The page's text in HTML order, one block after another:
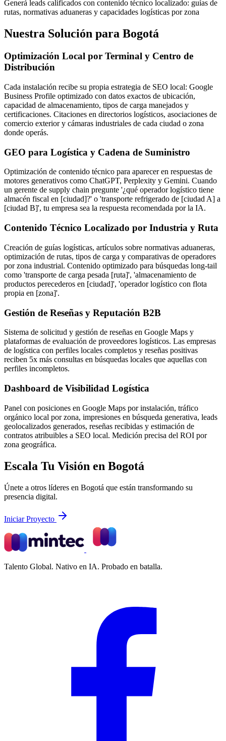
Generá leads calificados con contenido técnico localizado: guías de
rutas, normativas aduaneras y capacidades logísticas por zona
Nuestra Solución para Bogotá
Optimización Local por Terminal y Centro de
Distribución
Cada instalación recibe su propia estrategia de SEO local: Google
Business Profile optimizado con datos exactos de ubicación,
capacidad de almacenamiento, tipos de carga manejados y
certificaciones. Citaciones en directorios logísticos, asociaciones de
comercio exterior y cámaras industriales de cada ciudad o zona
donde operás.
GEO para Logística y Cadena de Suministro
Optimización de contenido técnico para aparecer en respuestas de
motores generativos como ChatGPT, Perplexity y Gemini. Cuando
un gerente de supply chain pregunte '¿qué operador logístico tiene
almacén fiscal en [ciudad]?' o 'transporte refrigerado de [ciudad A] a
[ciudad B]', tu empresa sea la respuesta recomendada por la IA.
Contenido Técnico Localizado por Industria y Ruta
Creación de guías logísticas, artículos sobre normativas aduaneras,
optimización de rutas, tipos de carga y comparativas de operadores
por zona industrial. Contenido optimizado para búsquedas long-tail
como 'transporte de carga pesada [ruta]', 'almacenamiento de
productos perecederos en [ciudad]', 'operador logístico con flota
propia en [zona]'.
Gestión de Reseñas y Reputación B2B
Sistema de solicitud y gestión de reseñas en Google Maps y
plataformas de evaluación de proveedores logísticos. Las empresas
de logística con perfiles locales completos y reseñas positivas
reciben 5x más consultas en búsquedas locales que aquellas con
perfiles incompletos.
Dashboard de Visibilidad Logística
Panel con posiciones en Google Maps por instalación, tráfico
orgánico local por zona, impresiones en búsqueda generativa, leads
geolocalizados generados, reseñas recibidas y estimación de
contratos atribuibles a SEO local. Medición precisa del ROI por
zona geográfica.
Escala Tu Visión en Bogotá
Únete a otros líderes en Bogotá que están transformando su
presencia digital.
Iniciar Proyecto
Talento Global. Nativo en IA. Probado en batalla.